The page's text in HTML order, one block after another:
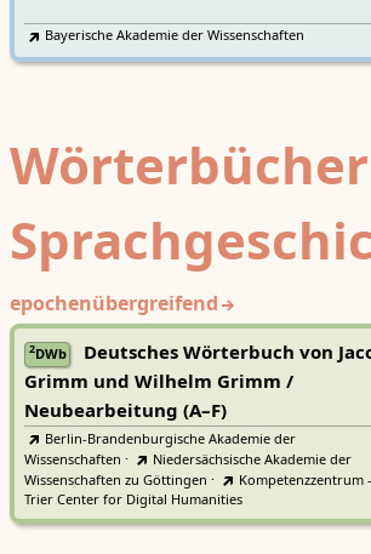
Bayerische Akademie der Wissenschaften
epochenübergreifend
2DWb
Deutsches Wörterbuch von
Grimm und Wilhelm Grimm /
Neubearbeitung (A–F)
Berlin-Brandenburgische Akademie der
Wissenschaften ·
Niedersächsische Akademie der
Wissenschaften zu Göttingen ·
Kompetenzzentrum -
Trier Center for Digital Humanities